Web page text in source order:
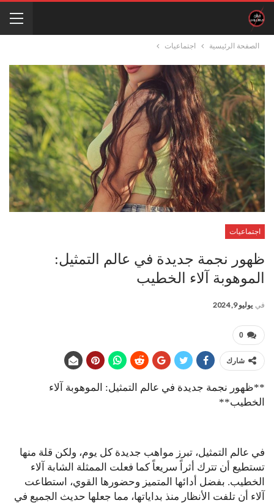
الصفحة الرئيسية اجتماعيات
اجتماعيات
ظهور نجمة جديدة في عالم التمثيل:
الموهوبة آلاء الخطيب
في يوليو 9, 2024
0
شارك
**ظهور نجمة جديدة في عالم التمثيل: الموهوبة آلاء
الخطيب**
في عالم التمثيل، تبرز مواهب جديدة كل يوم، ولكن قلة منها
تستطيع أن تترك أثراً سريعاً كما فعلت الممثلة الشابة آلاء
الخطيب. بفضل أدائها المتميز وحضورها القوي، استطاعت
آلاء أن تلفت الأنظار منذ بداياتها، مما جعلها حديث الجميع في